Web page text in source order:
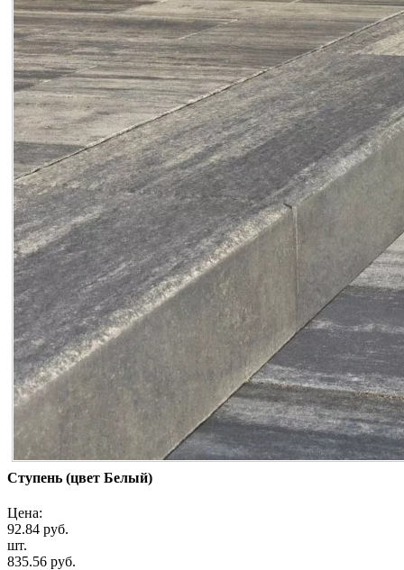
Ступень (цвет Белый)
Цена:
92.84 руб.
шт.
835.56 руб.